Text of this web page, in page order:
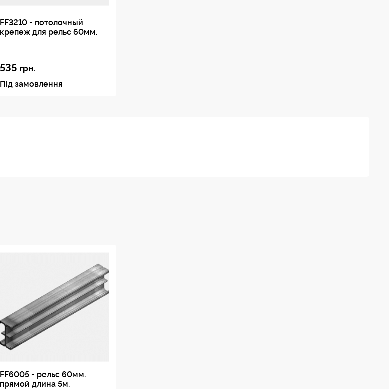
FF3210 - потолочный
крепеж для рельс 60мм.
535 грн.
Під замовлення
FF6005 - рельс 60мм.
прямой длина 5м.